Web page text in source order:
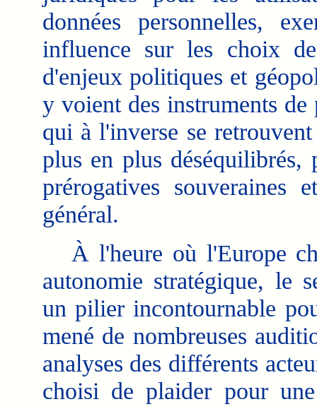
données personnelles,
influence sur les choix
d'enjeux politiques et
y voient des instruments
qui à l'inverse se
plus en plus déséquilibrés,
prérogatives
général.
À l'heure où l'Europe
autonomie stratégique, le
un pilier incontournable
mené de nombreuses
analyses des différents
choisi de plaider pour